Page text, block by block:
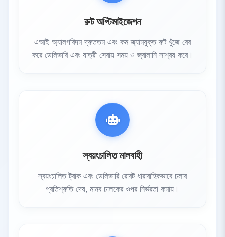
রুট অপ্টিমাইজেশন
এআই অ্যালগরিদম দ্রুততম এবং কম জ্যামযুক্ত রুট খুঁজে বের
করে ডেলিভারি এবং যাত্রী সেবায় সময় ও জ্বালানি সাশ্রয় করে।
স্বয়ংচালিত মালবাহী
স্বয়ংচালিত ট্রাক এবং ডেলিভারি রোবট ধারাবাহিকভাবে চলার
প্রতিশ্রুতি দেয়, মানব চালকের ওপর নির্ভরতা কমায়।